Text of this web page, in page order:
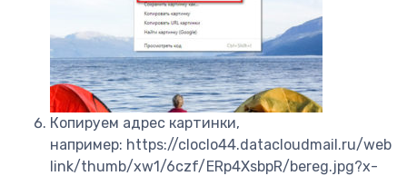
Копируем адрес картинки,
например: https://cloclo44.datacloudmail.ru/web
link/thumb/xw1/6czf/ERp4XsbpR/bereg.jpg?x-